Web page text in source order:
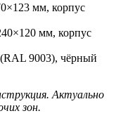
мм, корпус
мм, корпус
9003), чёрный
Актуально
зон.